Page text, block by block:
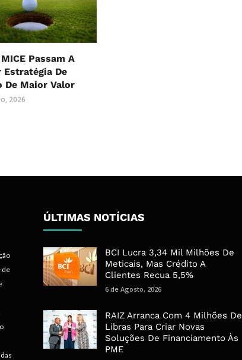
Passam A
Estratégia De
De Maior Valor
2026
de
ÚLTIMAS NOTÍCIAS
BCI Lucra 3,34 Mil Milhões De
Meticais, Mas Crédito A
Clientes Recua 5,5%
6 de Agosto, 2026
RAIZ Arranca Com 4 Milhões De
Libras Para Criar Novas
Soluções De Financiamento Às
PME